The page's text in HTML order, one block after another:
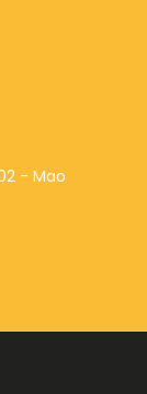
- Mao